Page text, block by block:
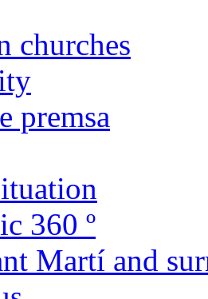
churches
premsa
360 º
Martí and